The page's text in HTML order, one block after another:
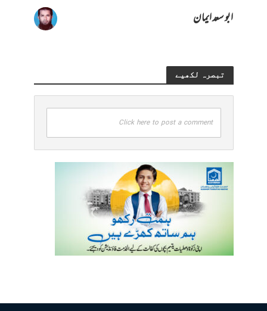
ابو سعد ایمان
تبصرہ لکھیے
Click here to post a comment